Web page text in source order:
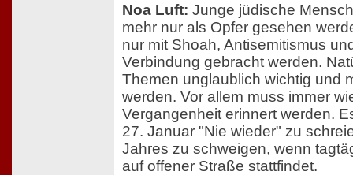
Noa Luft: Junge jüdische
mehr nur als Opfer gesehen
nur mit Shoah, Antisemitismus
Verbindung gebracht werden.
Themen unglaublich wichtig und
werden. Vor allem muss immer
Vergangenheit erinnert werden.
27. Januar "Nie wieder" zu
Jahres zu schweigen, wenn
auf offener Straße stattfindet.